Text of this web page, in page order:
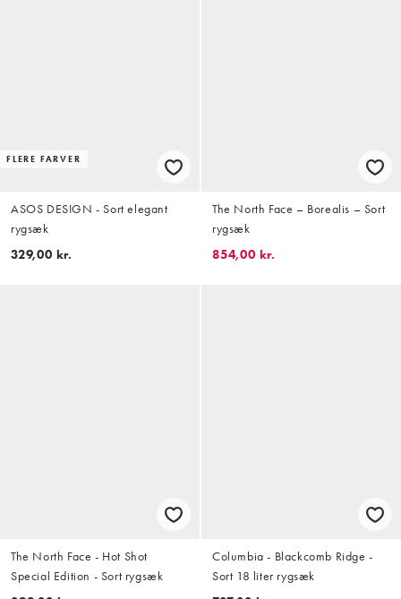
FLERE FARVER
ASOS DESIGN - Sort elegant
rygsæk
329,00 kr.
The North Face – Borealis – Sort
rygsæk
854,00 kr.
The North Face - Hot Shot
Special Edition - Sort rygsæk
Columbia - Blackcomb Ridge -
Sort 18 liter rygsæk